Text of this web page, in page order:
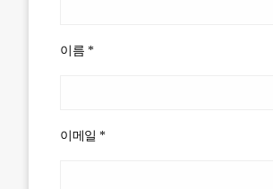
이름 *
이메일 *